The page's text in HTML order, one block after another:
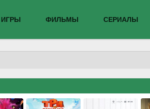
ИГРЫ ФИЛЬМЫ СЕРИАЛЫ